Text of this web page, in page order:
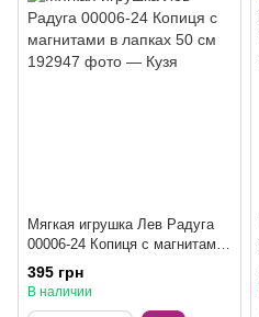
Мягкая игрушка Лев Радуга
00006-24 Копиця с магнитами
в лапках 50 см
395 грн
В наличии